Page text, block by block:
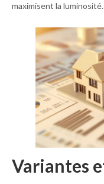
maximisent la luminosité.
Variantes